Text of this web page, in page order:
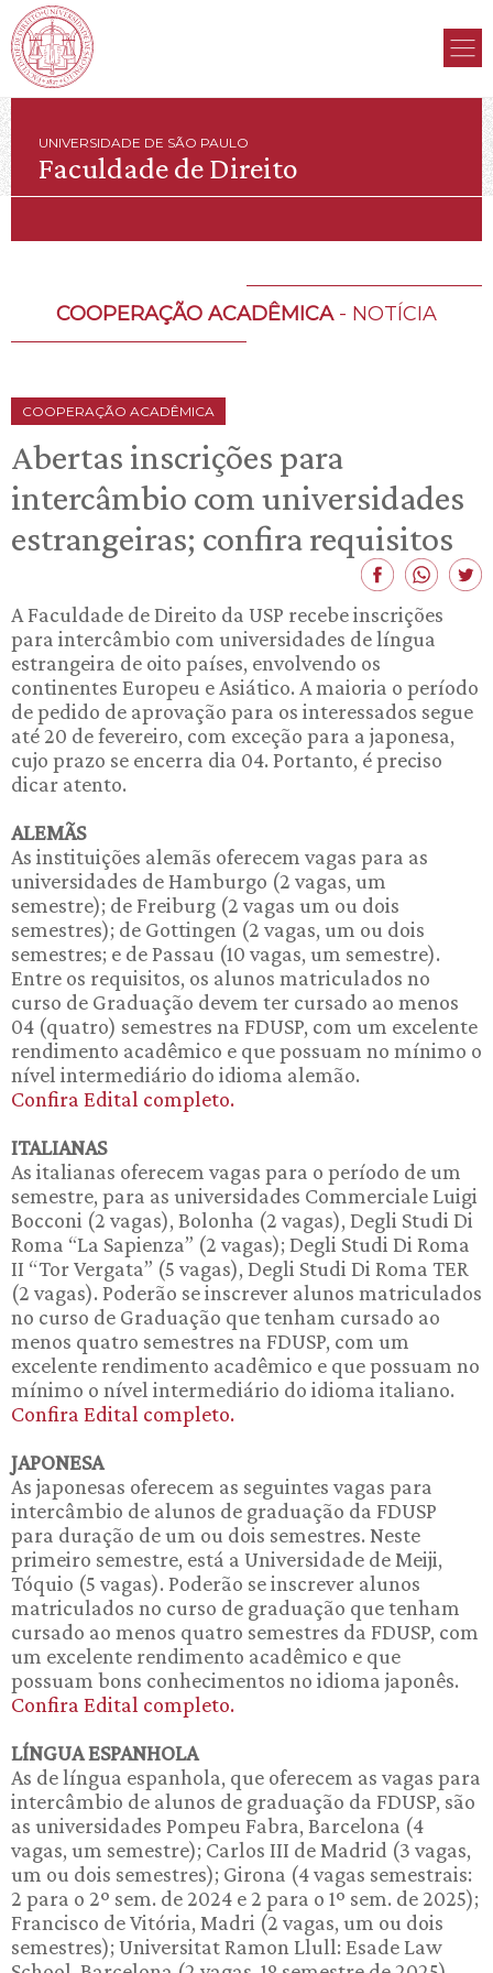
UNIVERSIDADE DE SÃO PAULO
Faculdade de Direito
COOPERAÇÃO ACADÊMICA- NOTÍCIA
COOPERAÇÃO ACADÊMICA
Abertas inscrições para
intercâmbio com universidades
estrangeiras; confira requisitos
A Faculdade de Direito da USP recebe inscrições
para intercâmbio com universidades de língua
estrangeira de oito países, envolvendo os
continentes Europeu e Asiático. A maioria o período
de pedido de aprovação para os interessados segue
até 20 de fevereiro, com exceção para a japonesa,
cujo prazo se encerra dia 04. Portanto, é preciso
dicar atento.
ALEMÃS
As instituições alemãs oferecem vagas para as
universidades de Hamburgo (2 vagas, um
semestre); de Freiburg (2 vagas um ou dois
semestres); de Gottingen (2 vagas, um ou dois
semestres; e de Passau (10 vagas, um semestre).
Entre os requisitos, os alunos matriculados no
curso de Graduação devem ter cursado ao menos
04 (quatro) semestres na FDUSP, com um excelente
rendimento acadêmico e que possuam no mínimo o
nível intermediário do idioma alemão.
Confira Edital completo.
ITALIANAS
As italianas oferecem vagas para o período de um
semestre, para as universidades Commerciale Luigi
Bocconi (2 vagas), Bolonha (2 vagas), Degli Studi Di
Roma “La Sapienza” (2 vagas); Degli Studi Di Roma
II “Tor Vergata” (5 vagas), Degli Studi Di Roma TER
(2 vagas). Poderão se inscrever alunos matriculados
no curso de Graduação que tenham cursado ao
menos quatro semestres na FDUSP, com um
excelente rendimento acadêmico e que possuam no
mínimo o nível intermediário do idioma italiano.
Confira Edital completo.
JAPONESA
As japonesas oferecem as seguintes vagas para
intercâmbio de alunos de graduação da FDUSP
para duração de um ou dois semestres. Neste
primeiro semestre, está a Universidade de Meiji,
Tóquio (5 vagas). Poderão se inscrever alunos
matriculados no curso de graduação que tenham
cursado ao menos quatro semestres da FDUSP, com
um excelente rendimento acadêmico e que
possuam bons conhecimentos no idioma japonês.
Confira Edital completo.
LÍNGUA ESPANHOLA
As de língua espanhola, que oferecem as vagas para
intercâmbio de alunos de graduação da FDUSP, são
as universidades Pompeu Fabra, Barcelona (4
vagas, um semestre); Carlos III de Madrid (3 vagas,
um ou dois semestres); Girona (4 vagas semestrais:
2 para o 2º sem. de 2024 e 2 para o 1º sem. de 2025);
Francisco de Vitória, Madri (2 vagas, um ou dois
semestres); Universitat Ramon Llull: Esade Law